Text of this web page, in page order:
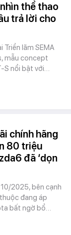
thể thao
trả lời cho
lãm SEMA
mẫu concept
S nổi bật với…
chính hãng
80 triệu
đã ‘dọn
2025, bên cạnh
đang áp
bất ngờ bổ…